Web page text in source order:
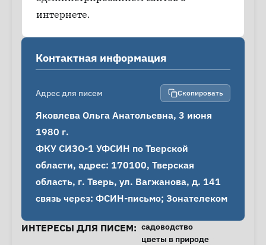
интернете.
Контактная информация
Адрес для писем Скопировать
Яковлева Ольга Анатольевна, 3 июня
1980 г.
ФКУ СИЗО-1 УФСИН по Тверской
области, адрес: 170100, Тверская
область, г. Тверь, ул. Вагжанова, д. 141
связь через: ФСИН-письмо; Зонателеком
ИНТЕРЕСЫ ДЛЯ ПИСЕМ: садоводство
цветы в природе